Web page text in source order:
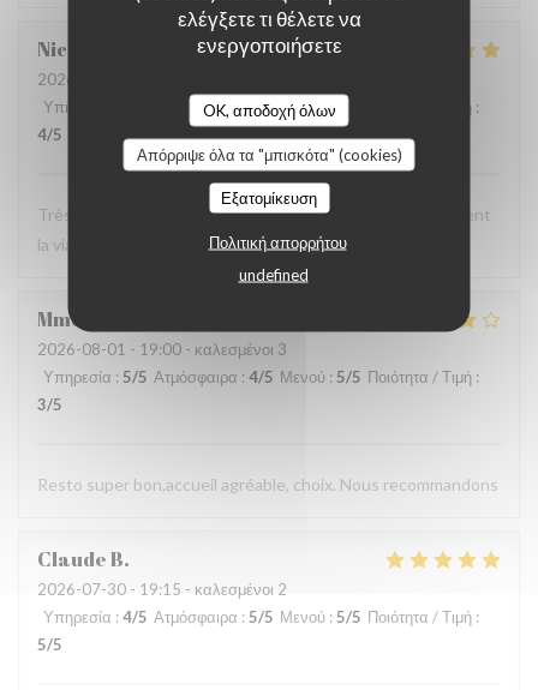
ελέγξετε τι θέλετε να
ενεργοποιήσετε
OK, αποδοχή όλων
Απόρριψε όλα τα "μπισκότα" (cookies)
Εξατομίκευση
Πολιτική απορρήτου
undefined
Nicolas
2026-08-03
Υπηρεσία
Ατμόσφαιρα:4/5 Μενού: Ποιότητα / Τιμή :
4/5
Très chic, très bon service ! Une pépite pour ceux qui aiment
la viande !
Mme
2026-08-01 - 19:00 - καλεσμένοι 3
Υπηρεσία : 5/5 Ατμόσφαιρα : 4/5 Μενού : 5/5 Ποιότητα / Τιμή :
3/5
Resto super bon,accueil agréable, choix. Nous recommandons
ClaudeB
2026-07-30 - 19:15 - καλεσμένοι 2
Υπηρεσία : 4/5 Ατμόσφαιρα : 5/5 Μενού : 5/5 Ποιότητα / Τιμή :
5/5